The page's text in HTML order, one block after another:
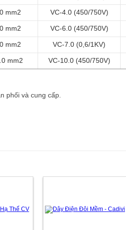
mm2 VC-4.0 (450/750V)
mm2 VC-6.0 (450/750V)
mm2 VC-7.0 (0,6/1KV)
mm2 VC-10.0 (450/750V)
phối và cung cấp.